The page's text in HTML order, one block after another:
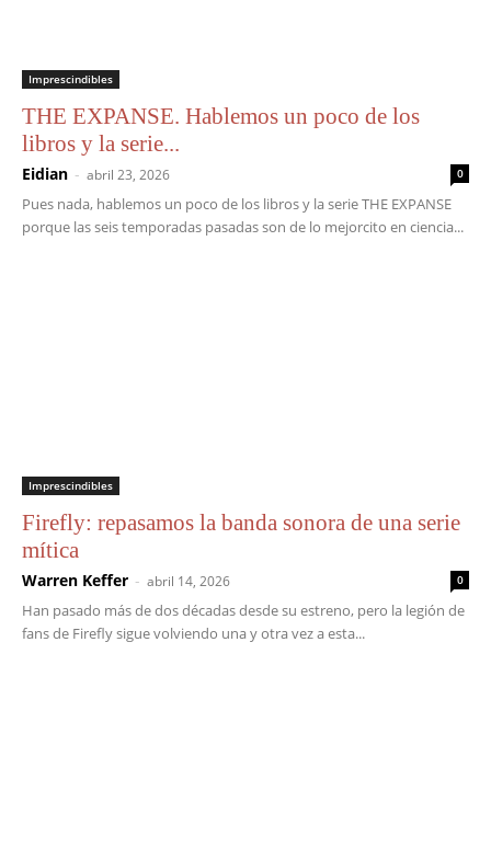
Imprescindibles
THE EXPANSE. Hablemos un poco de los
libros y la serie...
Eidian - abril 23, 2026 0
Pues nada, hablemos un poco de los libros y la serie THE EXPANSE
porque las seis temporadas pasadas son de lo mejorcito en ciencia...
Imprescindibles
Firefly: repasamos la banda sonora de una serie
mítica
Warren Keffer - abril 14, 2026 0
Han pasado más de dos décadas desde su estreno, pero la legión de
fans de Firefly sigue volviendo una y otra vez a esta...